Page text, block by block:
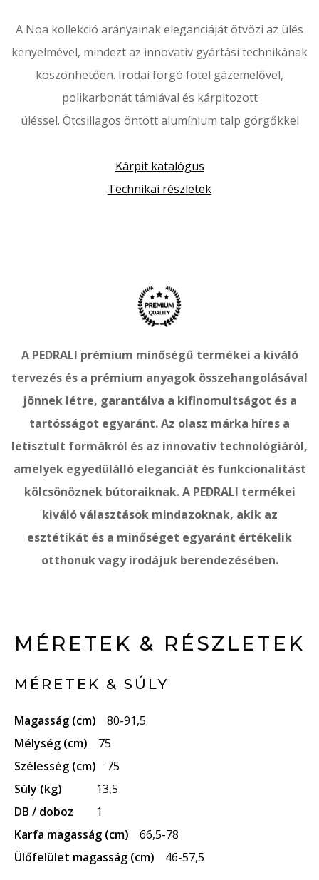
A Noa kollekció arányainak eleganciáját ötvözi az ülés
kényelmével, mindezt az innovatív gyártási technikának
köszönhetően. Irodai forgó fotel gázemelővel,
polikarbonát támlával és kárpitozott
üléssel. Ötcsillagos öntött alumínium talp görgőkkel
Kárpit katalógus
Technikai részletek
A PEDRALI prémium minőségű termékei a kiváló
tervezés és a prémium anyagok összehangolásával
jönnek létre, garantálva a kifinomultságot és a
tartósságot egyaránt. Az olasz márka híres a
letisztult formákról és az innovatív technológiáról,
amelyek egyedülálló eleganciát és funkcionalitást
kölcsönöznek bútoraiknak. A PEDRALI termékei
kiváló választások mindazoknak, akik az
esztétikát és a minőséget egyaránt értékelik
otthonuk vagy irodájuk berendezésében.
MÉRETEK & RÉSZLETEK
MÉRETEK & SÚLY
Magasság (cm)
80-91,5
Mélység (cm)
75
Szélesség (cm)
75
Súly (kg)
13,5
DB / doboz
1
Karfa magasság (cm)
66,5-78
Ülőfelület magasság (cm)
46-57,5